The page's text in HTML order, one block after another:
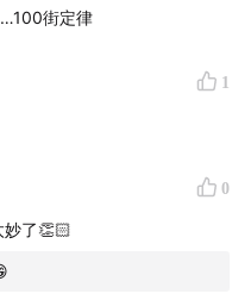
：Pier 57
街定律
1
0
了👏🏻